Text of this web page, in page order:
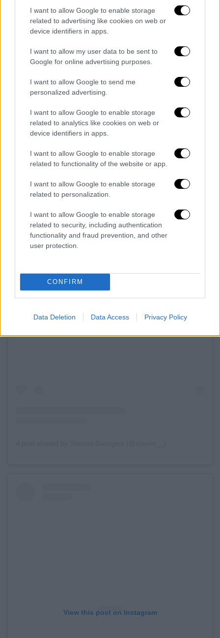
I want to allow Google to enable storage
related to advertising like cookies on web or
device identifiers in apps.
I want to allow my user data to be sent to
Google for online advertising purposes.
I want to allow Google to send me
personalized advertising.
I want to allow Google to enable storage
related to analytics like cookies on web or
device identifiers in apps.
I want to allow Google to enable storage
related to functionality of the website or app.
I want to allow Google to enable storage
related to personalization.
I want to allow Google to enable storage
related to security, including authentication
functionality and fraud prevention, and other
user protection.
CONFIRM
Data Deletion Data Access Privacy Policy
A post shared by Giorgos Laskaridis (@giorgoslaskaridis_)
Εκτός από το Κρητικό σεφ όμως ένας ακόμη
παίκτης από το φετινό κύκλο του ριάλιτι
μαγειρικής, οΣταυρής Γεωργίου
με το κανάλι Omega της Κύπρου, όπου του
χρόνου θα παρουσιάζει τη δική του εκπομπή
View this post on Instagram